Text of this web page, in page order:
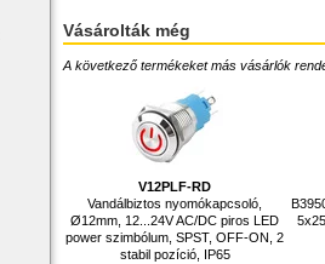
Vásárolták még
A következő termékeket más vásárlók
V12PLF-RD
Vandálbiztos nyomókapcsoló,
Ø12mm, 12...24V AC/DC piros LED
power szimbólum, SPST, OFF-ON, 2
stabil pozíció, IP65